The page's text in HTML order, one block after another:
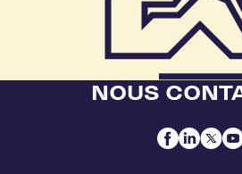
NOUS